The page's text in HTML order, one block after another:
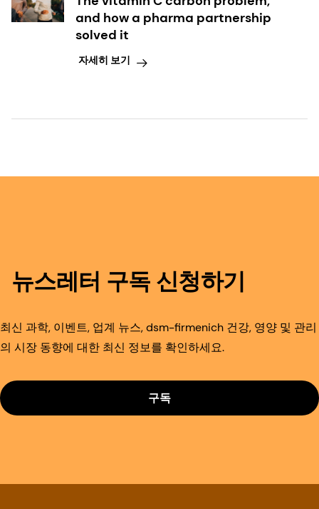
and how a pharma partnership
solved it
자세히 보기
뉴스레터 구독 신청하기
최신 과학, 이벤트, 업계 뉴스, dsm-firmenich 건강, 영양 및 관리
의 시장 동향에 대한 최신 정보를 확인하세요.
구독